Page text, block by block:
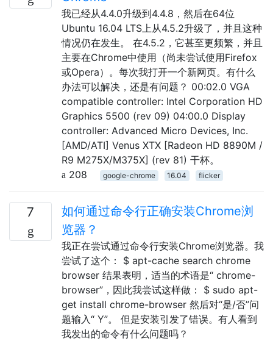
我已经从4.4.0升级到4.4.8，然后在64位
Ubuntu 16.04 LTS上从4.5.2升级了，并且这种
情况仍在发生。 在4.5.2，它甚至更频繁，并且
主要在Chrome中使用（尚未尝试使用Firefox
或Opera）。每次我打开一个新网页。有什么
办法可以解决，还是有问题？ 00:02.0 VGA
compatible controller: Intel Corporation HD
Graphics 5500 (rev 09) 04:00.0 Display
controller: Advanced Micro Devices, Inc.
[AMD/ATI] Venus XTX [Radeon HD 8890M /
R9 M275X/M375X] (rev 81) 干杯。
208
google-chrome 16.04 flicker
7
如何通过命令行正确安装Chrome浏
览器？
我正在尝试通过命令行安装Chrome浏览器。我
尝试了这个： $ apt-cache search chrome
browser 结果表明，适当的术语是“ chrome-
browser”，因此我尝试这样做： $ sudo apt-
get install chrome-browser 然后对“是/否”问
题输入“ Y”。 但是安装引发了错误。有人看到
我发出的命令有什么问题吗？